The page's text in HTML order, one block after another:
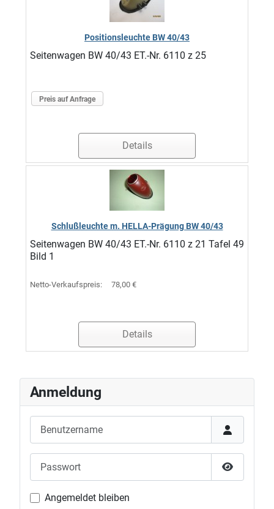
Positionsleuchte BW 40/43
Seitenwagen BW 40/43 ET.-Nr. 6110 z 25
Preis auf Anfrage
Details
Schlußleuchte m. HELLA-Prägung BW 40/43
Seitenwagen BW 40/43 ET.-Nr. 6110 z 21 Tafel 49
Bild 1
Netto-Verkaufspreis: 78,00 €
Details
Anmeldung
Passwort
Angemeldet bleiben